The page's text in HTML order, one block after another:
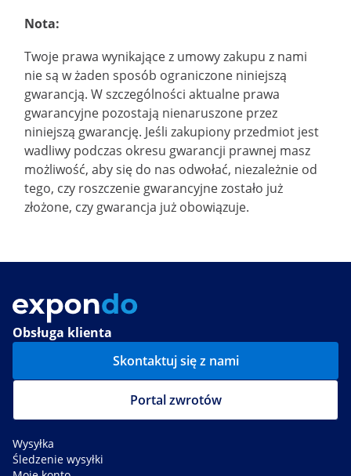
Nota:
Twoje prawa wynikające z umowy zakupu z nami
nie są w żaden sposób ograniczone niniejszą
gwarancją. W szczególności aktualne prawa
gwarancyjne pozostają nienaruszone przez
niniejszą gwarancję. Jeśli zakupiony przedmiot jest
wadliwy podczas okresu gwarancji prawnej masz
możliwość, aby się do nas odwołać, niezależnie od
tego, czy roszczenie gwarancyjne zostało już
złożone, czy gwarancja już obowiązuje.
Obsługa klienta
Skontaktuj się z nami
Portal zwrotów
Wysyłka
Śledzenie wysyłki